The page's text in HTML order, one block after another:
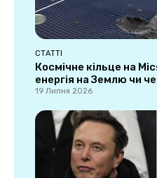
СТАТТІ
Космічне кільце на
енергія на Землю чи
19 Липня 2026